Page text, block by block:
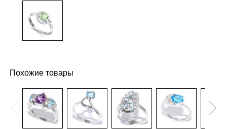
Похожие товары